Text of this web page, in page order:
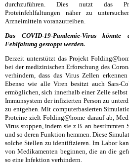
durchzuführen. Dies nutzt das
Proteinfehlfaltungen näher zu
Arzneimitteln voranzutreiben.
Das COVID-19-Pandemie-Virus könnte
Fehlfaltung gestoppt werden.
Derzeit unterstützt das Projekt
bei der medizinischen Erforschung des
verhindern, dass das Virus Zellen
Ebenso wie alle Viren besitzt auch Sars-
ermöglichen, sich innerhalb einer Zelle
Immunsystem der infizierten Person zu
zu entgehen. Mit computerbasierten
Proteine zielt Folding@home darauf ab,
Virus stoppen, indem sie z.B. an
und so deren Funktion hemmen. Diese
solche Stellen zu identifizieren. Im Labor
von Medikamenten beginnen, die an die
so eine Infektion verhindern.